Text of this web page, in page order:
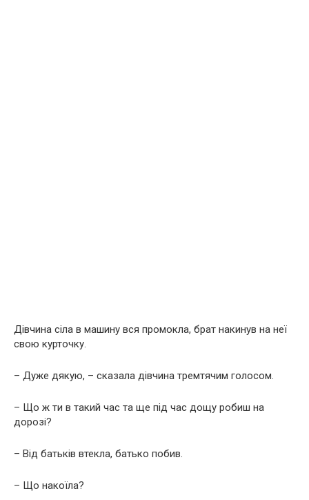
Дівчина сіла в машину вся промокла, брат накинув на неї
свою курточку.
– Дуже дякую, – сказала дівчина тремтячим голосом.
– Що ж ти в такий час та ще під час дощу робиш на
дорозі?
– Від батьків втекла, батько побив.
– Що накоїла?